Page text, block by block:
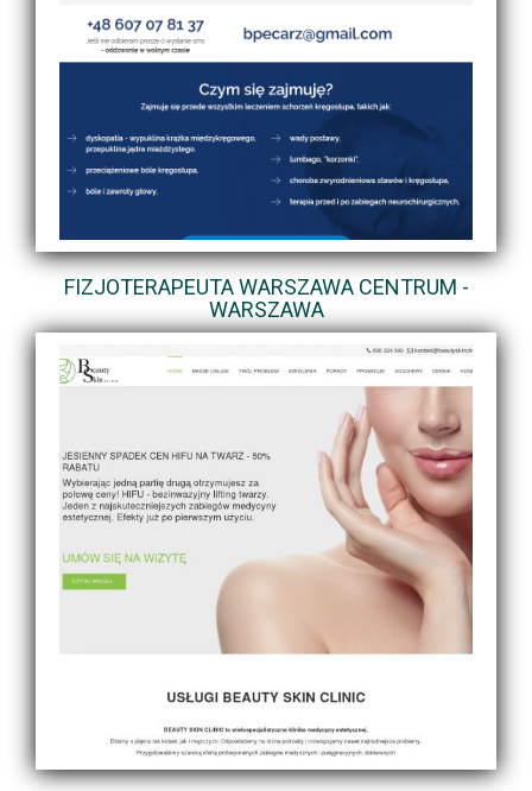
FIZJOTERAPEUTA WARSZAWA CENTRUM -
WARSZAWA